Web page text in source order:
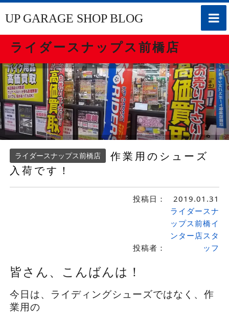
toggle
UP GARAGE SHOP BLOG
ライダースナップス前橋店
ライダースナップス前橋店
作業用のシューズ
入荷です！
投稿日： 2019.01.31
投稿者：
ライダースナ
ップス前橋イ
ンター店スタ
ッフ
皆さん、こんばんは！
今日は、ライディングシューズではなく、作
業用の